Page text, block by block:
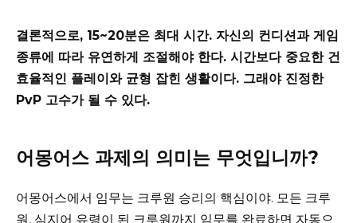
결론적으로, 15~20분은 최대 시간. 자신의 컨디션과 게임
종류에 따라 유연하게 조절해야 한다. 시간보다 중요한 건
효율적인 플레이와 균형 잡힌 생활이다. 그래야 진정한
PvP 고수가 될 수 있다.
어몽어스 과제의 의미는 무엇입니까?
어몽어스에서 임무는 크루원 승리의 핵심이야. 모든 크루
원, 심지어 유령이 된 크루원까지 임무를 완료하면 자동으